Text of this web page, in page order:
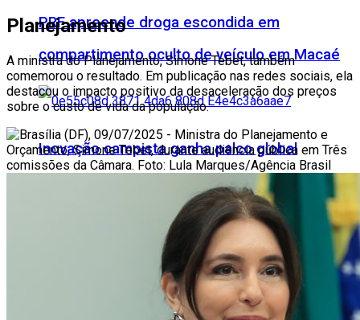
PRF apreende droga escondida em
compartimento oculto de veículo em Macaé
Inovação campista ganha palco global
Comércio campista poderá abrir no feriado
desta quinta (6) do São Salvador
Planejamento
A ministra do Planejamento, Simone Tebet, também
comemorou o resultado. Em publicação nas redes sociais, ela
destacou o impacto positivo da desaceleração dos preços
sobre o custo de vida da população.